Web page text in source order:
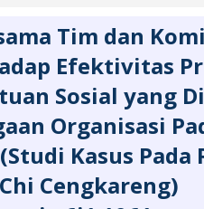
Tim dan
Efektivitas
Sosial yang
Organisasi
Kasus Pada
Cengkareng)